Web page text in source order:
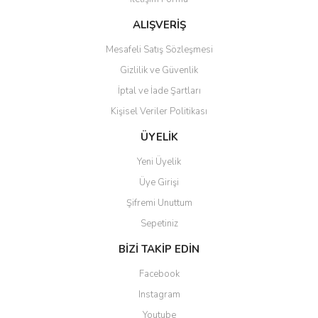
Bu ürüne benzer farklı alternatifler olmalı.
Gönder
ALIŞVERİŞ
Mesafeli Satış Sözleşmesi
Gizlilik ve Güvenlik
İptal ve İade Şartları
Kişisel Veriler Politikası
ÜYELİK
Yeni Üyelik
Üye Girişi
Şifremi Unuttum
Sepetiniz
BİZİ TAKİP EDİN
Facebook
Instagram
Youtube